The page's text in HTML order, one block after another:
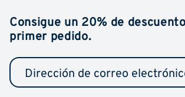
Consigue un 20% de
primer pedido.